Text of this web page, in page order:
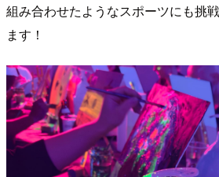
組み合わせたようなスポーツにも挑
ます！